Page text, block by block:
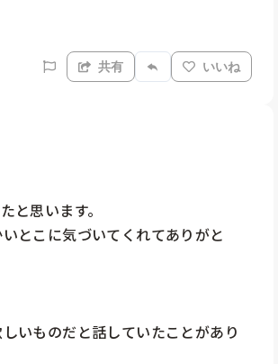
共有 いいね
と思います。
とこに気づいてくれてありがと
いものだと話していたことがあり